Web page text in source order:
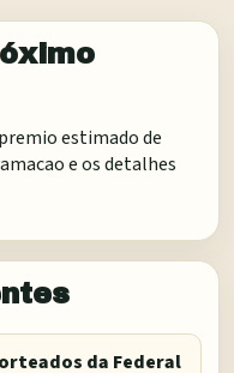
estimado de
e os detalhes
da Federal